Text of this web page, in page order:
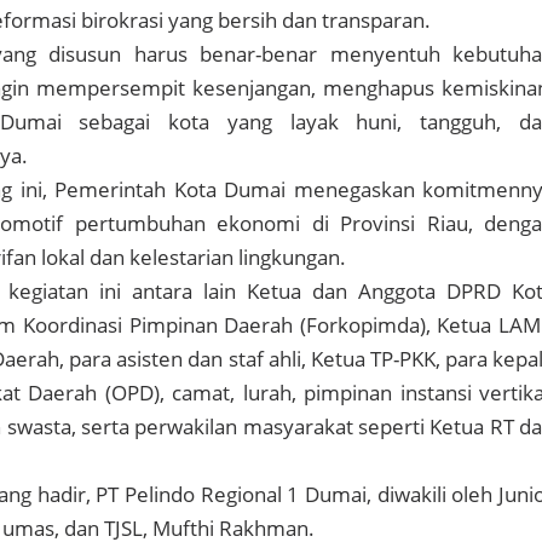
birokrasi yang bersih dan transparan.
disusun harus benar-benar menyentuh
mempersempit kesenjangan, menghapus
sebagai kota yang layak huni, tangguh,
ini, Pemerintah Kota Dumai menegaskan
pertumbuhan ekonomi di Provinsi Riau,
lokal dan kelestarian lingkungan.
ini antara lain Ketua dan Anggota DPRD
Koordinasi Pimpinan Daerah (Forkopimda), Ketua
para asisten dan staf ahli, Ketua TP-PKK, para
Daerah (OPD), camat, lurah, pimpinan instansi
serta perwakilan masyarakat seperti Ketua RT
hadir, PT Pelindo Regional 1 Dumai, diwakili oleh
dan TJSL, Mufthi Rakhman.